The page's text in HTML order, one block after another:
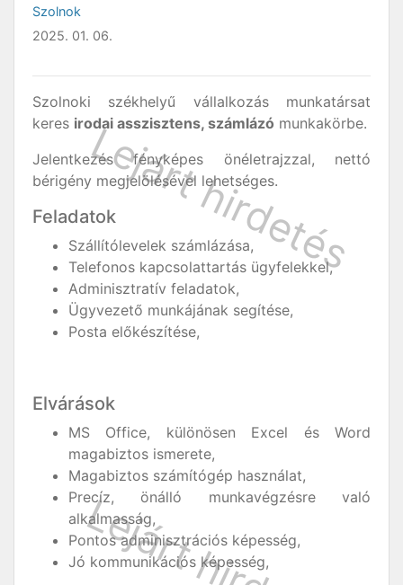
Szolnok
2025. 01. 06.
Szolnoki székhelyű vállalkozás munkatársat
keres irodai asszisztens, számlázó munkakörbe.
Jelentkezés fényképes önéletrajzzal, nettó
bérigény megjelölésével lehetséges.
Feladatok
Szállítólevelek számlázása,
Telefonos kapcsolattartás ügyfelekkel,
Adminisztratív feladatok,
Ügyvezető munkájának segítése,
Posta előkészítése,
Elvárások
MS Office, különösen Excel és Word
magabiztos ismerete,
Magabiztos számítógép használat,
Precíz, önálló munkavégzésre való
alkalmasság,
Pontos adminisztrációs képesség,
Jó kommunikációs képesség,